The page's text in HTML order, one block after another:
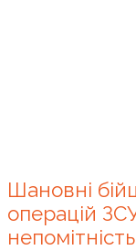
Шановні
операцій